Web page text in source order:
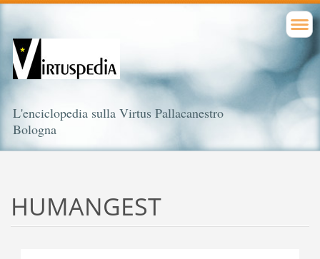
L'enciclopedia sulla Virtus Pallacanestro
Bologna
HUMANGEST